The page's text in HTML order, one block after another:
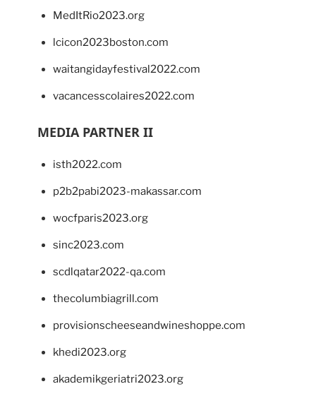
MedItRio2023.org
lcicon2023boston.com
waitangidayfestival2022.com
vacancesscolaires2022.com
MEDIA PARTNER II
isth2022.com
p2b2pabi2023-makassar.com
wocfparis2023.org
sinc2023.com
scdlqatar2022-qa.com
thecolumbiagrill.com
provisionscheeseandwineshoppe.com
khedi2023.org
akademikgeriatri2023.org